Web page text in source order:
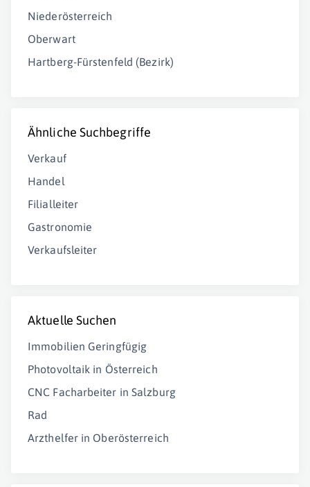
Niederösterreich
Oberwart
Hartberg-Fürstenfeld (Bezirk)
Ähnliche Suchbegriffe
Verkauf
Handel
Filialleiter
Gastronomie
Verkaufsleiter
Aktuelle Suchen
Immobilien Geringfügig
Photovoltaik in Österreich
CNC Facharbeiter in Salzburg
Rad
Arzthelfer in Oberösterreich